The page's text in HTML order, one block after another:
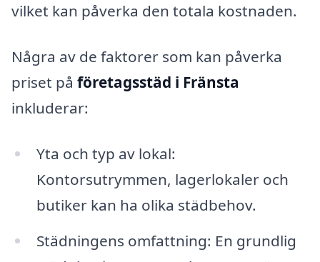
vilket kan påverka den totala kostnaden.
Några av de faktorer som kan påverka
priset på företagsstäd i Fränsta
inkluderar:
Yta och typ av lokal:
Kontorsutrymmen, lagerlokaler och
butiker kan ha olika städbehov.
Städningens omfattning: En grundlig